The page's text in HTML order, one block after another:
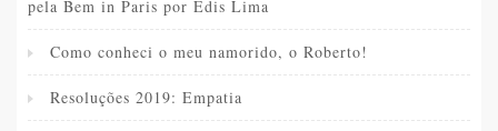
pela Bem in Paris por Edis Lima
Como conheci o meu namorido, o Roberto!
Resoluções 2019: Empatia